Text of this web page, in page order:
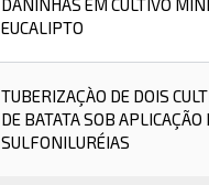
DANINHAS EM CULTIVO
EUCALIPTO
TUBERIZAÇÀO DE DOIS
DE BATATA SOB APLICAÇÃO
SULFONILURÉIAS